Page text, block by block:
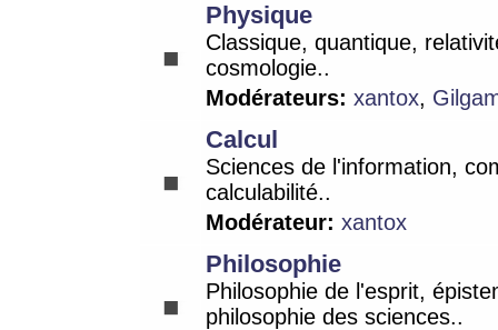
Physique
Classique, quantique,
cosmologie..
Modérateurs: xantox,
Calcul
Sciences de l'information,
calculabilité..
Modérateur: xantox
Philosophie
Philosophie de l'esprit,
philosophie des sciences..